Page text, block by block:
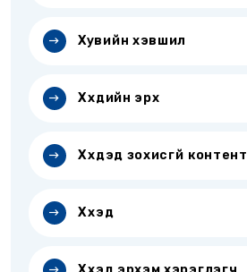
Хувийн хэвшил
Хүүхдийн эрх
Хүүхдэд зохисгүй контент
Хүүхэд